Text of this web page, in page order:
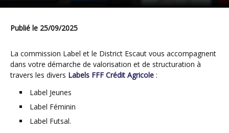
Publié le 25/09/2025
La commission Label et le District Escaut vous accompagnent
dans votre démarche de valorisation et de structuration à
travers les divers Labels FFF Crédit Agricole :
Label Jeunes
Label Féminin
Label Futsal.